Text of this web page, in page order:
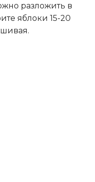
разложить в
яблоки 15-20